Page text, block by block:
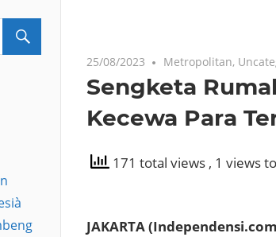
25/08/2023 Metropolitan,
Sengketa
Kecewa Para
171 total views , 1 views
JAKARTA